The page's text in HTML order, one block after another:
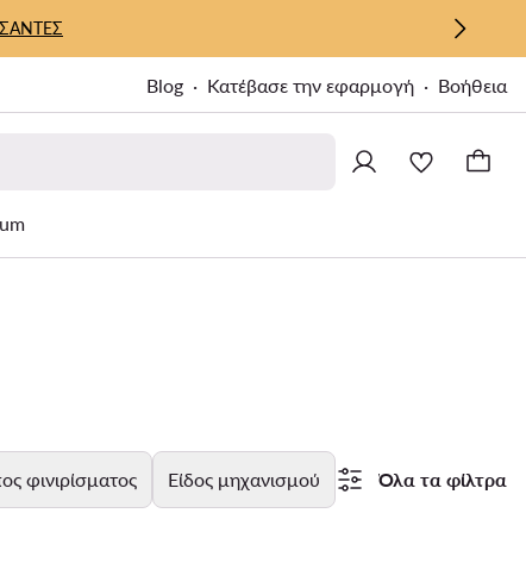
Blog Κατέβασε την εφαρμογή Βοήθεια
φινιρίσματος Είδος μηχανισμού Όλα τα φίλτρα